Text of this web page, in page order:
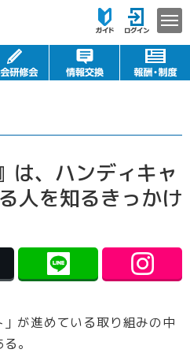
は、ハンディキャ
人を知るきっかけ
」が進めている取り組みの中
。